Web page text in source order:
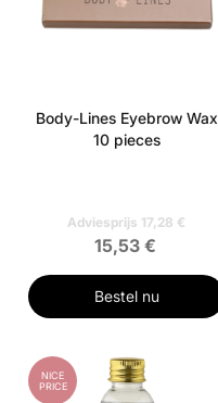
Body-Lines Eyebrow Wax
10 pieces
Adviesprijs 17,28 €
15,53 €
Bestel nu
NICE
PRICE